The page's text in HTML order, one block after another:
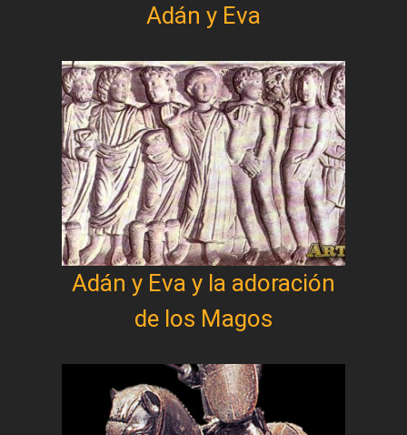
Adán y Eva
Adán y Eva y la adoración
de los Magos